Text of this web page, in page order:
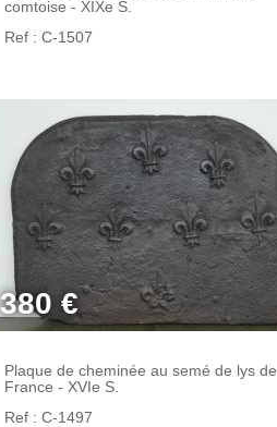
comtoise - XIXe S.
Ref : C-1507
380 €
Plaque de cheminée au semé de lys de
France - XVIe S.
Ref : C-1497